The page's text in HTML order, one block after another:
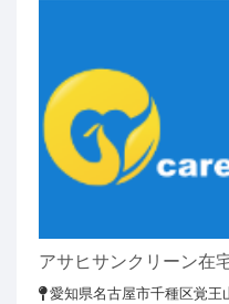
アサヒサンクリーン在
愛知県名古屋市千種区覚